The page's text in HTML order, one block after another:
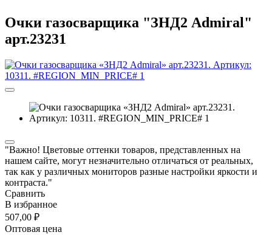
Очки газосварщика "ЗНД2 Admiral"
арт.23231
"Важно! Цветовые оттенки товаров, представленных на
нашем сайте, могут незначительно отличаться от реальных,
так как у различных мониторов разные настройки яркости и
контраста."
Сравнить
В избранное
507,00 ₽
Оптовая цена